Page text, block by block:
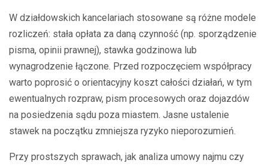
W działdowskich kancelariach stosowane są różne modele
rozliczeń: stała opłata za daną czynność (np. sporządzenie
pisma, opinii prawnej), stawka godzinowa lub
wynagrodzenie łączone. Przed rozpoczęciem współpracy
warto poprosić o orientacyjny koszt całości działań, w tym
ewentualnych rozpraw, pism procesowych oraz dojazdów
na posiedzenia sądu poza miastem. Jasne ustalenie
stawek na początku zmniejsza ryzyko nieporozumień.
Przy prostszych sprawach, jak analiza umowy najmu czy